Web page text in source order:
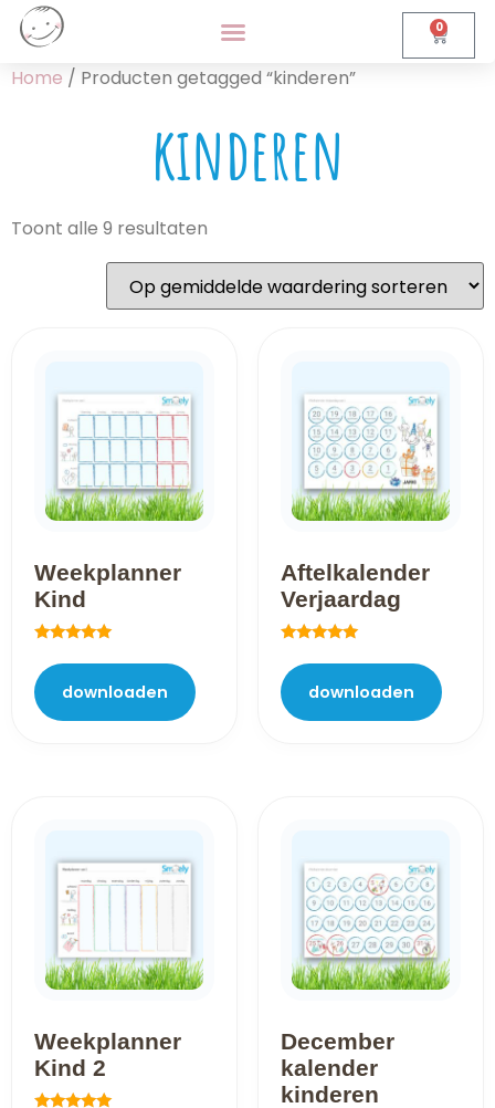
0
Home / Producten getagged “kinderen”
kinderen
Toont alle 9 resultaten
Weekplanner
Kind
5.00
uit 5 downloaden
Aftelkalender
Verjaardag
5.00
uit 5 downloaden
Weekplanner
Kind 2
December
kalender
kinderen